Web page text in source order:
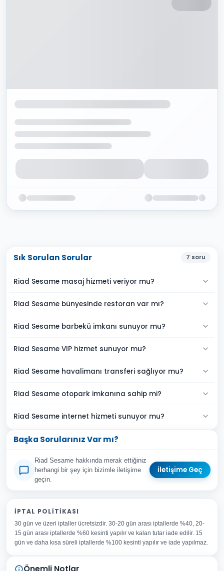
Sık Sorulan Sorular 7 soru
Riad Sesame masaj hizmeti veriyor mu?
Riad Sesame bünyesinde restoran var mı?
Riad Sesame barbekü imkanı sunuyor mu?
Riad Sesame VIP hizmet sunuyor mu?
Riad Sesame havalimanı transferi sağlıyor mu?
Riad Sesame otopark imkanına sahip mi?
Riad Sesame internet hizmeti sunuyor mu?
Başka Sorularınız Var mı?
Riad Sesame hakkında merak ettiğiniz
herhangi bir şey için bizimle iletişime
geçin.
İletişime Geç
Adınız Soyadınız
E-posta Adresiniz
Konu
Sorunuz
İPTAL POLITIKASI
30 gün ve üzeri iptaller ücretsizdir. 30-20 gün arası iptallerde %40, 20-
15 gün arası iptallerde %60 kesinti yapılır ve kalan tutar iade edilir. 15
gün ve daha kısa süreli iptallerde %100 kesinti yapılır ve iade yapılmaz.
Önemli Notlar